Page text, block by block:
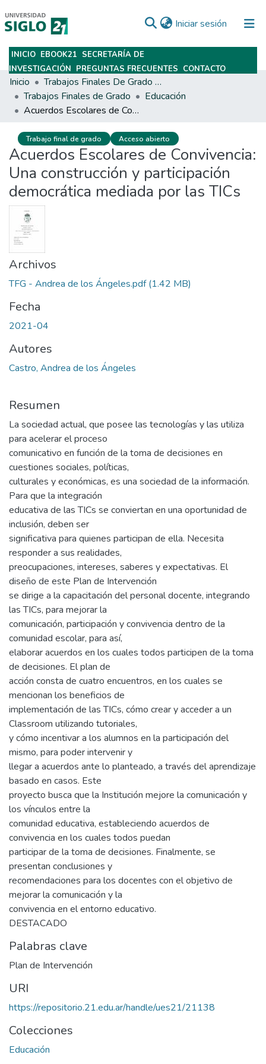
Iniciar sesión (current)
Subir
INICIO EBOOK21 SECRETARÍA DE
INVESTIGACIÓN PREGUNTAS FRECUENTES CONTACTO
Inicio
Trabajos Finales De Grado Y Posgrado
Trabajos Finales de Grado
Educación
Acuerdos Escolares de Convivencia: Una construcción y participación democrática mediada por las TICs
Trabajo final de grado Acceso abierto
Acuerdos Escolares de Convivencia:
Una construcción y participación
democrática mediada por las TICs
Archivos
TFG - Andrea de los Ángeles.pdf(1.42 MB)
Fecha
2021-04
Autores
Castro, Andrea de los Ángeles
Resumen
La sociedad actual, que posee las tecnologías y las utiliza
para acelerar el proceso
comunicativo en función de la toma de decisiones en
cuestiones sociales, políticas,
culturales y económicas, es una sociedad de la información.
Para que la integración
educativa de las TICs se conviertan en una oportunidad de
inclusión, deben ser
significativa para quienes participan de ella. Necesita
responder a sus realidades,
preocupaciones, intereses, saberes y expectativas. El
diseño de este Plan de Intervención
se dirige a la capacitación del personal docente, integrando
las TICs, para mejorar la
comunicación, participación y convivencia dentro de la
comunidad escolar, para así,
elaborar acuerdos en los cuales todos participen de la toma
de decisiones. El plan de
acción consta de cuatro encuentros, en los cuales se
mencionan los beneficios de
implementación de las TICs, cómo crear y acceder a un
Classroom utilizando tutoriales,
y cómo incentivar a los alumnos en la participación del
mismo, para poder intervenir y
llegar a acuerdos ante lo planteado, a través del aprendizaje
basado en casos. Este
proyecto busca que la Institución mejore la comunicación y
los vínculos entre la
comunidad educativa, estableciendo acuerdos de
convivencia en los cuales todos puedan
participar de la toma de decisiones. Finalmente, se
presentan conclusiones y
recomendaciones para los docentes con el objetivo de
mejorar la comunicación y la
convivencia en el entorno educativo.
DESTACADO
Palabras clave
Plan de Intervención
URI
https://repositorio.21.edu.ar/handle/ues21/21138
Colecciones
Educación